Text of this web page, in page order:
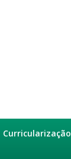
Curricularização